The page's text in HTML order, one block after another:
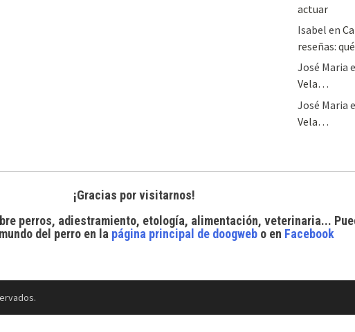
actuar
Isabel en
reseñas:
José Maria
Vela…
José Maria
Vela…
¡Gracias por visitarnos!
perros, adiestramiento, etología, alimentación, veterinaria...
del perroen la página principal de doogwebo en Facebook